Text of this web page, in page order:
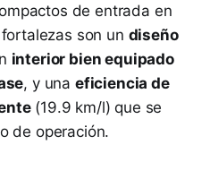
de entrada en
son un diseño
interior bien equipado
, y una eficiencia de
(19.9 km/l) que se
de operación.